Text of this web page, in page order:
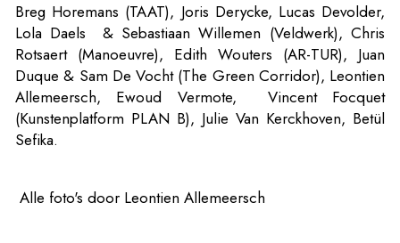
Breg Horemans (TAAT), Joris Derycke, Lucas Devolder,
Lola Daels & Sebastiaan Willemen (Veldwerk), Chris
Rotsaert (Manoeuvre), Edith Wouters (AR-TUR), Juan
Duque & Sam De Vocht (The Green Corridor), Leontien
Allemeersch, Ewoud Vermote, Vincent Focquet
(Kunstenplatform PLAN B), Julie Van Kerckhoven, Betül
Sefika.
Alle foto's door Leontien Allemeersch